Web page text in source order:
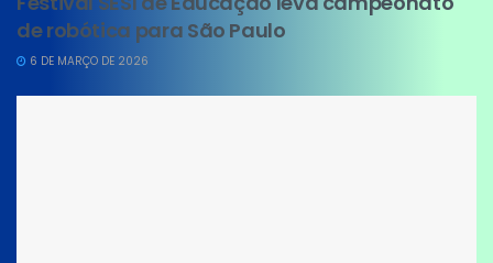
de robótica para São Paulo
6 DE MARÇO DE 2026